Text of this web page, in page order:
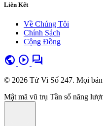
Liên Kết
Về Chúng Tôi
Chính Sách
Cộng Đồng
public play_circle forum
© 2026 Tử Vi Số 247. Mọi
Mật mã vũ trụ Tần số năng